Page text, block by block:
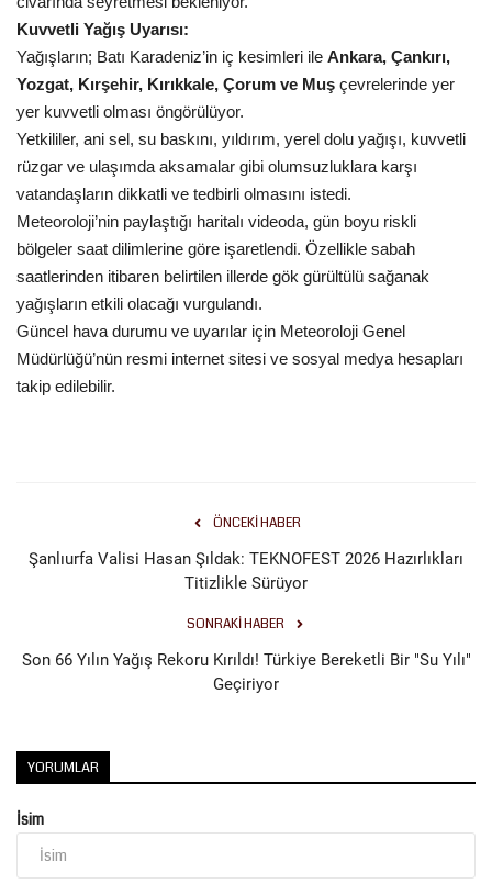
Sağlık
İletişim
Kültür Sanat
Kuvvetli Yağış Uyarısı:
Yağışların; Batı Karadeniz’in iç kesimleri ile Ankara, Çankırı,
Yozgat, Kırşehir, Kırıkkale, Çorum ve Muş çevrelerinde yer
yer kuvvetli olması öngörülüyor.
Yetkililer, ani sel, su baskını, yıldırım, yerel dolu yağışı, kuvvetli
rüzgar ve ulaşımda aksamalar gibi olumsuzluklara karşı
vatandaşların dikkatli ve tedbirli olmasını istedi.
Meteoroloji’nin paylaştığı haritalı videoda, gün boyu riskli
bölgeler saat dilimlerine göre işaretlendi. Özellikle sabah
saatlerinden itibaren belirtilen illerde gök gürültülü sağanak
yağışların etkili olacağı vurgulandı.
Güncel hava durumu ve uyarılar için Meteoroloji Genel
Müdürlüğü’nün resmi internet sitesi ve sosyal medya hesapları
takip edilebilir.
ÖNCEKI HABER
Şanlıurfa Valisi Hasan Şıldak: TEKNOFEST 2026 Hazırlıkları
Titizlikle Sürüyor
SONRAKI HABER
Son 66 Yılın Yağış Rekoru Kırıldı! Türkiye Bereketli Bir "Su Yılı"
Geçiriyor
YORUMLAR
İsim